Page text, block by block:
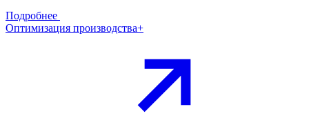
Подробнее
Оптимизация производства+